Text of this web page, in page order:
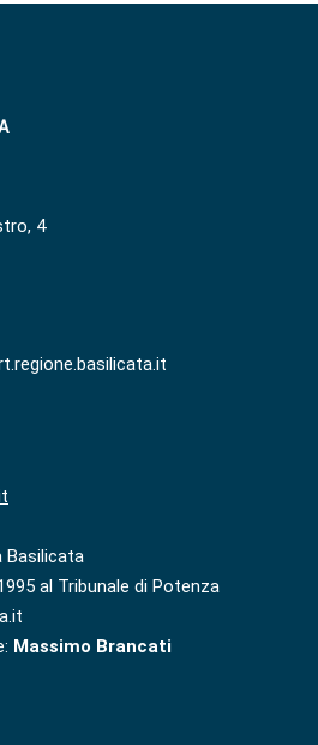
4
Basilicata
al Tribunale di Potenza
Massimo Brancati